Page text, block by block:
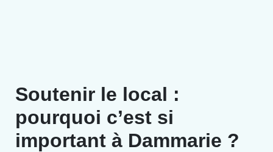
Soutenir le local :
pourquoi c’est si
important à Dammarie ?